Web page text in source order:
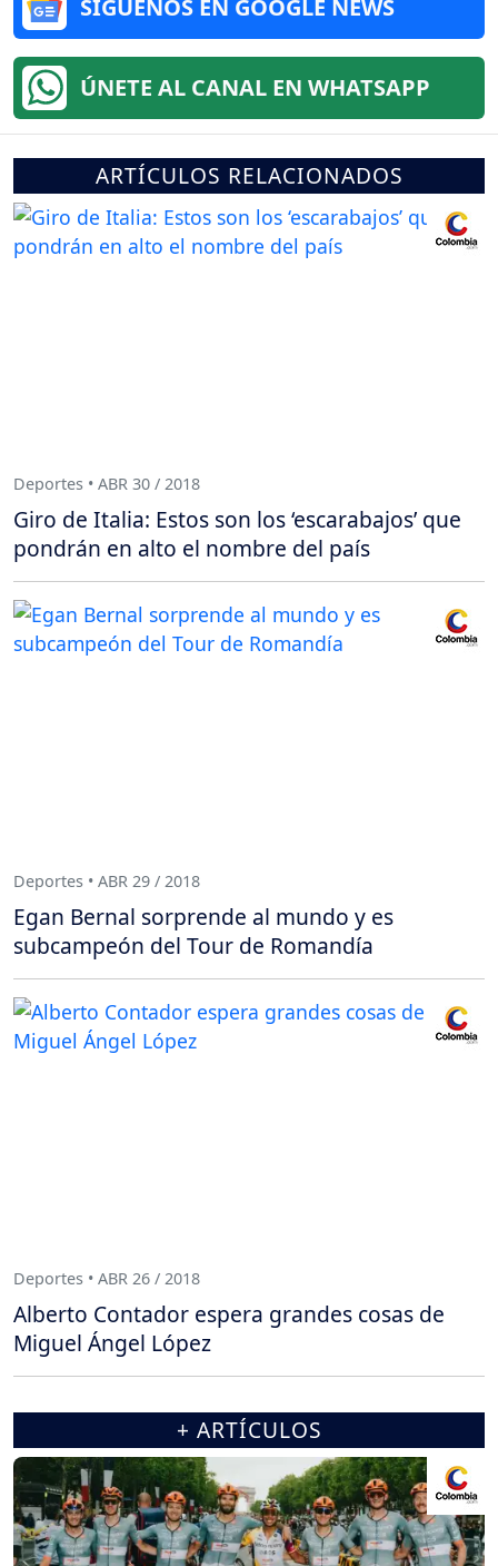
SÍGUENOS EN GOOGLE NEWS
ÚNETE AL CANAL EN WHATSAPP
ARTÍCULOS RELACIONADOS
Deportes • ABR 30 / 2018
Giro de Italia: Estos son los ‘escarabajos’ que
pondrán en alto el nombre del país
Deportes • ABR 29 / 2018
Egan Bernal sorprende al mundo y es
subcampeón del Tour de Romandía
Deportes • ABR 26 / 2018
Alberto Contador espera grandes cosas de
Miguel Ángel López
+ ARTÍCULOS